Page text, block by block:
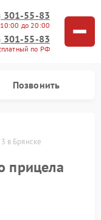
301-55-83
10:00 до 20:00
301-55-83
по РФ
Позвонить
в Брянске
прицела